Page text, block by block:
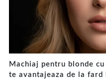
Machiaj pentru blonde
te avantajeaza de la fard